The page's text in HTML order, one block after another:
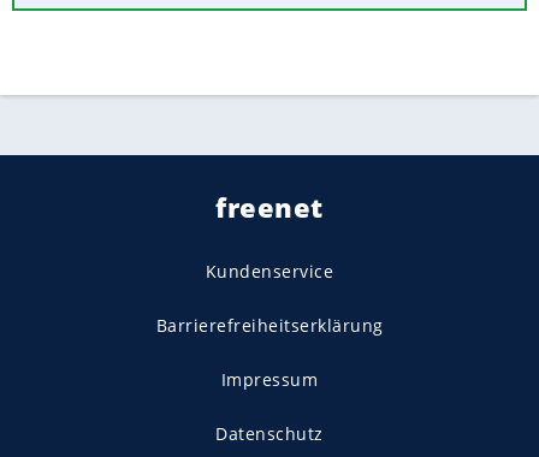
freenet
Kundenservice
Barrierefreiheitserklärung
Impressum
Datenschutz